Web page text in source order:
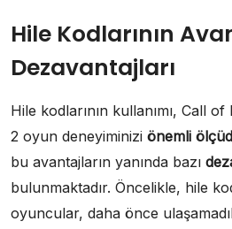
Hile Kodlarının
Dezavantajları
Hile kodlarının kullanımı, Call
2 oyun deneyiminizi önemli
bu avantajların yanında bazı
bulunmaktadır. Öncelikle, hile
oyuncular, daha önce